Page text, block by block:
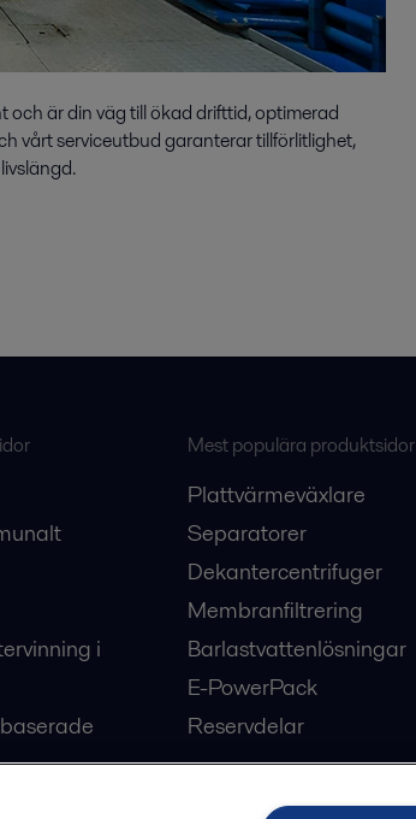
och är din väg till ökad drifttid, optimerad
vårt serviceutbud garanterar tillförlitlighet,
i
Mest populära produktsidor
Plattvärmeväxlare
Separatorer
Dekantercentrifuger
Membranfiltrering
Barlastvattenlösningar
E-PowerPack
Reservdelar